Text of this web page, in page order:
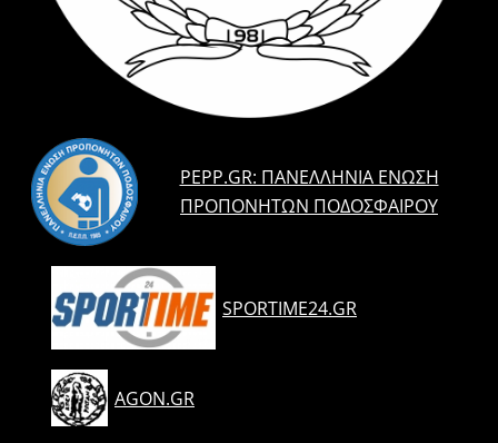
PEPP.GR: ΠΑΝΕΛΛΉΝΙΑ ΈΝΩΣΗ
ΠΡΟΠΟΝΗΤΏΝ ΠΟΔΟΣΦΑΊΡΟΥ
SPORTIME24.GR
AGON.GR